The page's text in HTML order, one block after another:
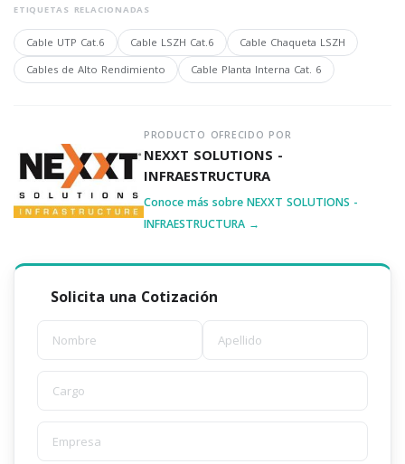
ETIQUETAS RELACIONADAS
Cable UTP Cat.6 Cable LSZH Cat.6
Cable Chaqueta LSZH
Cables de Alto Rendimiento
Cable Planta Interna Cat. 6
PRODUCTO OFRECIDO POR
NEXXT SOLUTIONS -
INFRAESTRUCTURA
Conoce más sobre NEXXT SOLUTIONS -
INFRAESTRUCTURA →
Solicita una Cotización